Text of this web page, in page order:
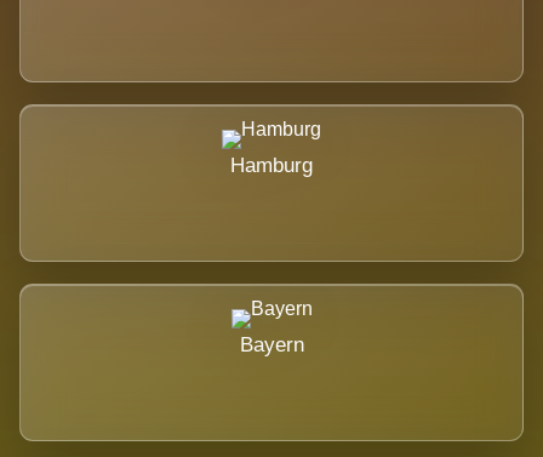
Hamburg
Bayern